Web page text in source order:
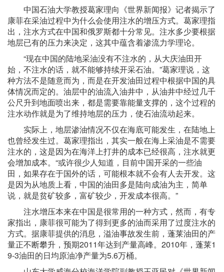
中国石油大学教授葛家理向《世界新闻报》记者揭示了
康菲在采油过程中为什么会使用注水的增压方式。葛家理指
出，注水方式在中国和俄罗斯都十分常见。注水多少要根据
地层已有的压力来决定，这其中蕴含着渗流力学理论。
“现在中国的陆地采油没有不注水的，从大庆油田开
始，不注水的话，就不能够持续开采石油。”葛家理说，这
种方法不是随意而为，而是在开发油田过程中根据中国的具
体情况而定的。油层中的油流入油井中，从油井中经过几千
公尺升到地面喷出来，都是需要靠能量支撑的，这个过程的
注水动作就是为了维持地层的压力，使石油流动起来。
实际上，地层渗油情况不仅在海底可能发生，在陆地上
也曾经发生过。葛家理指出，其实一般在海上采油是不需要
注水的，这是因为在海洋上打井的成本已经很高，注水就更
会增加成本。“或许很少人知道，目前中国开采的一些油
田，如果存在于国外的话，可能根本就不会有人去开发。这
是因为从地质上看，中国的油田多是陆向成油为主，简单
说，就是贫矿较多，富矿较少，开发成本很高。”
注水增压本来在中国是很常用的一种方式，然而，有专
家指出，康菲很可能为了得到更多的油而采用了过度注水的
方式。据康菲提供的消息，溢油事故发生前，蓬莱油田的产
量正不断攀升，预期2011年达到产量高峰。2010年，蓬莱1
9-3油田的日均原油净产量为5.6万桶。